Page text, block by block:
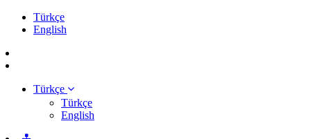
Türkçe
English
Türkçe
Türkçe
English